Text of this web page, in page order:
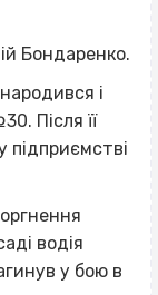
Бондаренко.
і
Після її
підприємстві
водія
у бою в